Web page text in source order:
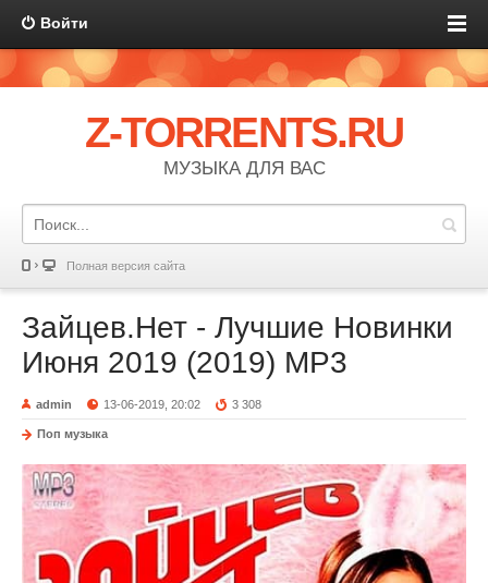
Войти
Z-TORRENTS.RU
МУЗЫКА ДЛЯ ВАС
Полная версия сайта
Зайцев.Нет - Лучшие Новинки
Июня 2019 (2019) MP3
admin 13-06-2019, 20:02 3 308
Поп музыка